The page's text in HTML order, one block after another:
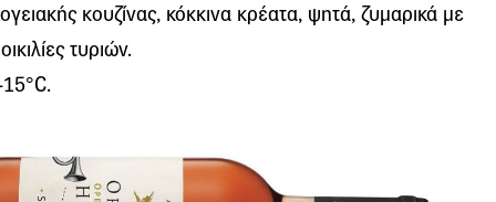
κουζίνας, κόκκινα κρέατα, ψητά, ζυμαρικά με
τυριών.